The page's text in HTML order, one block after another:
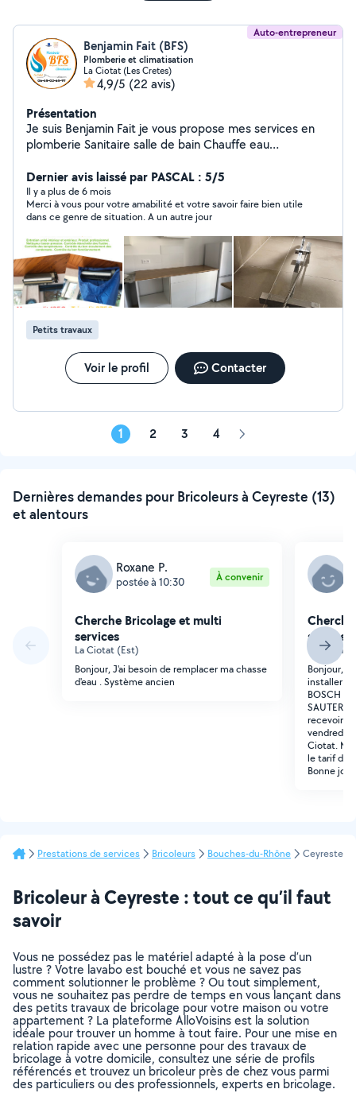
Auto-entrepreneur
Benjamin Fait (BFS)
Plomberie et climatisation
La Ciotat (Les Cretes)
4,9/5 (22 avis)
Présentation
Je suis Benjamin Fait je vous propose mes services en
plomberie Sanitaire salle de bain Chauffe eau
devis gratuit Intervention dans les bouches du Rhône,
Var et paca Bricolages et autres éventuellement
possibles 06-65-02-65-97 A bientôt
Dernier avis laissé par PASCAL : 5/5
Il y a plus de 6 mois
Merci à vous pour votre amabilité et votre savoir faire bien utile
dans ce genre de situation. A un autre jour
Petits travaux
Voir le profil Contacter
1 2 3 4 Page
Dernières demandes pour Bricoleurs à Ceyreste (13)
et alentours
Roxane P.
postée à 10:30 À convenir
Cherche Bricolage et multi
services
La Ciotat (Est)
Bonjour, J'ai besoin de remplacer ma chasse
d'eau . Système ancien
services
La Ciotat
Bonjour,
installer
BOSCH
SAUTER)
recevoir
vendredi
Ciotat.
le tarif de
Bonne
Prestations de services Bricoleurs Bouches-du-Rhône Ceyreste
Bricoleur à Ceyreste : tout ce qu’il faut
savoir
Vous ne possédez pas le matériel adapté à la pose d’un
lustre ? Votre lavabo est bouché et vous ne savez pas
comment solutionner le problème ? Ou tout simplement,
vous ne souhaitez pas perdre de temps en vous lançant dans
des petits travaux de bricolage pour votre maison ou votre
appartement ? La plateforme AlloVoisins est la solution
idéale pour trouver un homme à tout faire. Pour une mise en
relation rapide avec une personne pour des travaux de
bricolage à votre domicile, consultez une série de profils
référencés et trouvez un bricoleur près de chez vous parmi
des particuliers ou des professionnels, experts en bricolage.